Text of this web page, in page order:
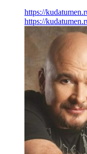
https://
https://